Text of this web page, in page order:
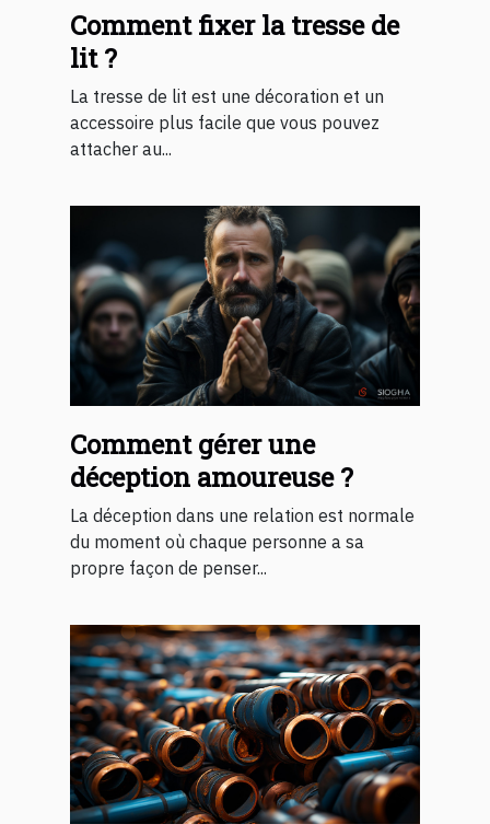
Comment fixer la tresse de
lit ?
La tresse de lit est une décoration et un
accessoire plus facile que vous pouvez
attacher au...
Comment gérer une
déception amoureuse ?
La déception dans une relation est normale
du moment où chaque personne a sa
propre façon de penser...